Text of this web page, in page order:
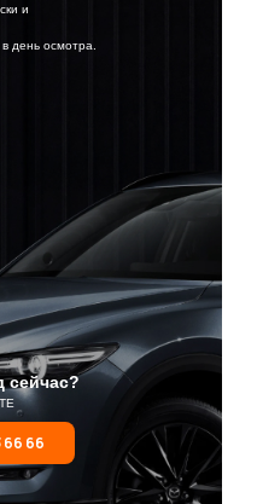
и
день осмотра.
сейчас?
66 66